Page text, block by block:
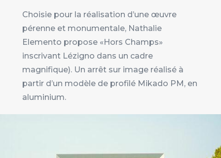
Choisie pour la réalisation d’une œuvre
pérenne et monumentale, Nathalie
Elemento propose «Hors Champs»
inscrivant Lézigno dans un cadre
magnifique). Un arrêt sur image réalisé à
partir d’un modèle de profilé Mikado PM, en
aluminium.